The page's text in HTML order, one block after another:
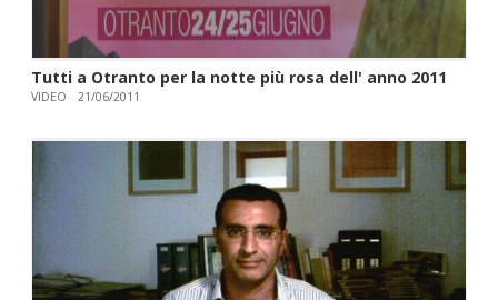
Tutti a Otranto per la notte più rosa dell' anno 2011
VIDEO 21/06/2011